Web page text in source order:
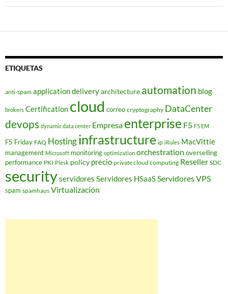
ETIQUETAS
anti-spam application deliveryarchitecture automation blog
brokers Certification cloud correo cryptography DataCenter
devops dynamic data center Empresa enterprise F5 F5 EM
F5 Friday FAQ Hostinginfrastructure ip iRules MacVittie
management Microsoft monitoring optimization orchestration overselling
performance PKI Plesk policy precio private cloud computing Reseller SDC
securityservidores Servidores HSaaSServidores VPS
spam spamhaus Virtualización